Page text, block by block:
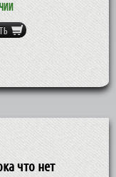
что нет